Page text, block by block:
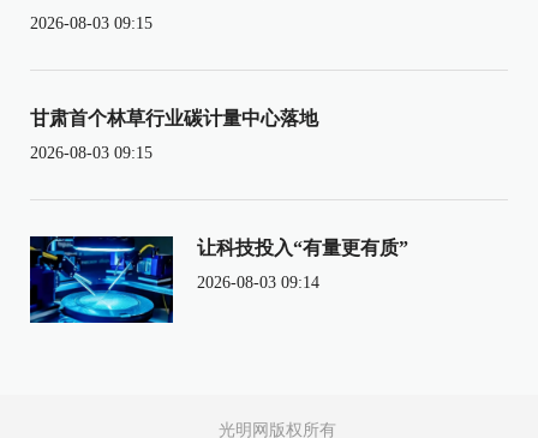
2026-08-03 09:15
甘肃首个林草行业碳计量中心落地
2026-08-03 09:15
让科技投入“有量更有质”
2026-08-03 09:14
光明网版权所有